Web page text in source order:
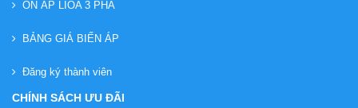
ỔN ÁP LIOA 3 PHA
BẢNG GIÁ BIẾN ÁP
Đăng ký thành viên
CHÍNH SÁCH ƯU ĐÃI